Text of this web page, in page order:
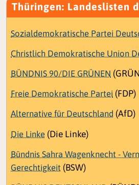
Thüringen: Landeslisten
Sozialdemokratische Partei
Christlich Demokratische Union
BÜNDNIS 90/DIE GRÜNEN
Freie Demokratische Partei (FDP)
Alternative für Deutschland (AfD)
Die Linke (Die Linke)
Bündnis Sahra Wagenknecht -
Gerechtigkeit (BSW)